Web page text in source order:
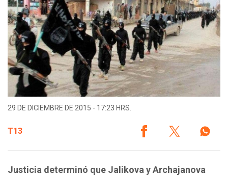
29 DE DICIEMBRE DE 2015 - 17:23 HRS.
T13
Justicia determinó que Jalikova y Archajanova